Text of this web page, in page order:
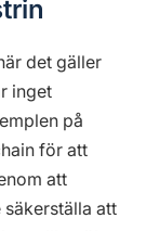
det gäller
inget
på
för att
att
att